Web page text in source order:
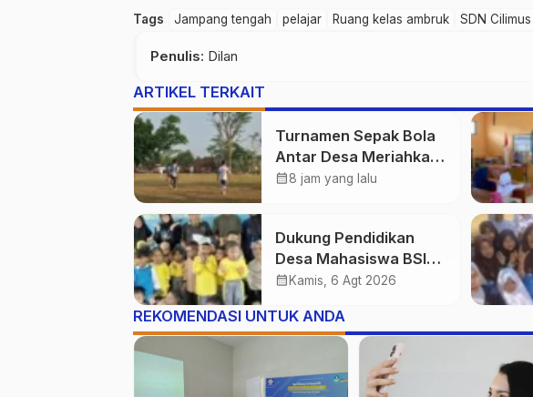
Tags Jampang tengah pelajar Ruang kelas ambruk SDN Cilimus
Penulis: Dilan
ARTIKEL TERKAIT
Turnamen Sepak Bola
Antar Desa Meriahkan
Kebersamaan Warga
calendar_month8 jam yang lalu
Dukung Pendidikan
Desa Mahasiswa BSI
Explore Hadiri
Istiqomah Desa
Gunung Batu
calendar_month Kamis, 6 Agt 2026
REKOMENDASI UNTUK ANDA